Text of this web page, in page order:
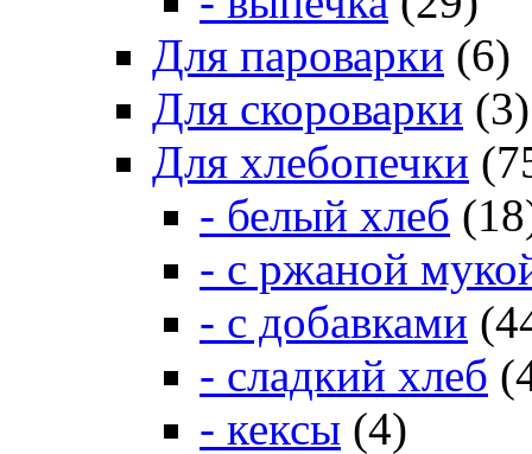
Для пароварки (6)
Для скороварки (3)
Для хлебопечки
- белый хлеб
- с ржаной
- с добавками
- сладкий хлеб
- кексы (4)